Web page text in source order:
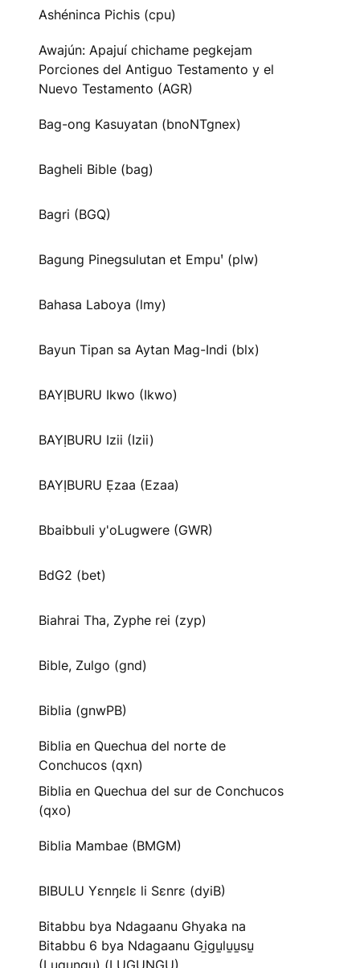
Ashéninca Pichis (cpu)
Awajún: Apajuí chichame pegkejam
Porciones del Antiguo Testamento y el
Nuevo Testamento (AGR)
Bag-ong Kasuyatan (bnoNTgnex)
Bagheli Bible (bag)
Bagri (BGQ)
Bagung Pinegsulutan et Empuꞌ (plw)
Bahasa Laboya (lmy)
Bayun Tipan sa Aytan Mag-Indi (blx)
BAYỊBURU Ikwo (Ikwo)
BAYỊBURU Izii (Izii)
BAYỊBURU Ẹzaa (Ezaa)
Bbaibbuli y'oLugwere (GWR)
BdG2 (bet)
Biahrai Tha, Zyphe rei (zyp)
Bible, Zulgo (gnd)
Biblia (gnwPB)
Biblia en Quechua del norte de
Conchucos (qxn)
Biblia en Quechua del sur de Conchucos
(qxo)
Biblia Mambae (BMGM)
BIBULU Yɛnŋɛlɛ li Sɛnrɛ (dyiB)
Bitabbu bya Ndagaanu Ghyaka na
Bitabbu 6 bya Ndagaanu Gi̱gu̱lu̱u̱su̱
(Lugungu) (LUGUNGU)